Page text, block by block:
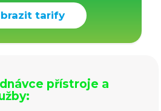
přístroje a
tarify